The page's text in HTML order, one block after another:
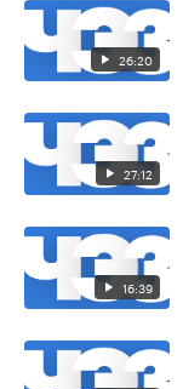
26:20
27:12
16:39